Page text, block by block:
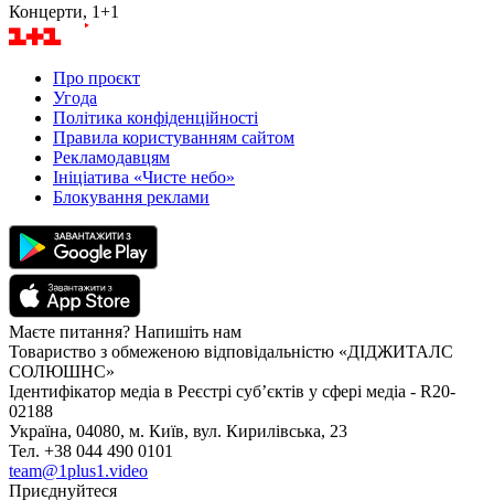
Концерти, 1+1
Про проєкт
Угода
Політика конфіденційності
Правила користуванням сайтом
Рекламодавцям
Ініціатива «Чисте небо»
Блокування реклами
Маєте питання? Напишіть нам
Товариство з обмеженою відповідальністю «ДІДЖИТАЛС
СОЛЮШНС»
Ідентифікатор медіа в Реєстрі суб’єктів у сфері медіа - R20-
02188
Україна, 04080, м. Київ, вул. Кирилівська, 23
Тел. +38 044 490 0101
team@1plus1.video
Приєднуйтеся